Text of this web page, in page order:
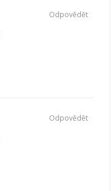
Odpovědět
Odpovědět